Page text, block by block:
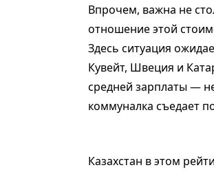
Впрочем, важна не
отношение этой
Здесь ситуация
Кувейт, Швеция и
средней зарплаты —
коммуналка съедает
Казахстан в этом